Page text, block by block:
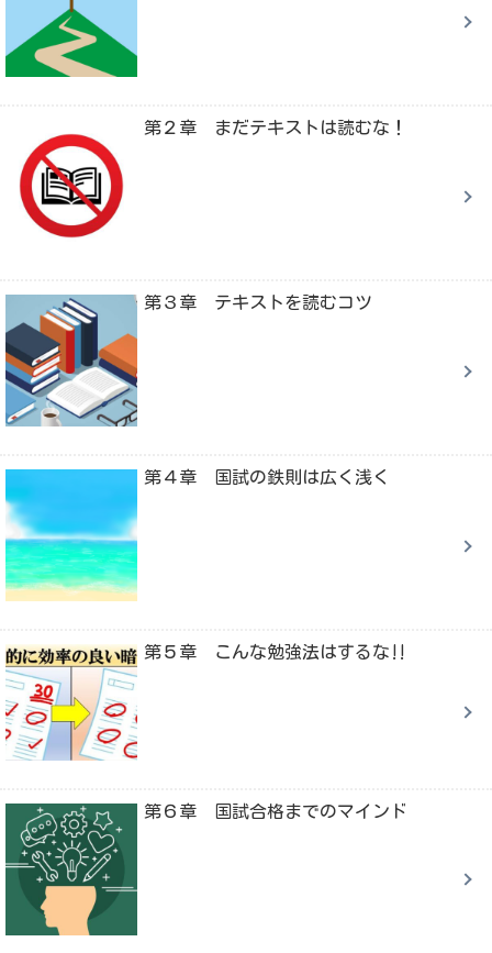
第２章 まだテキストは読むな！
第３章 テキストを読むコツ
第４章 国試の鉄則は広く浅く
第５章 こんな勉強法はするな‼
第６章 国試合格までのマインド